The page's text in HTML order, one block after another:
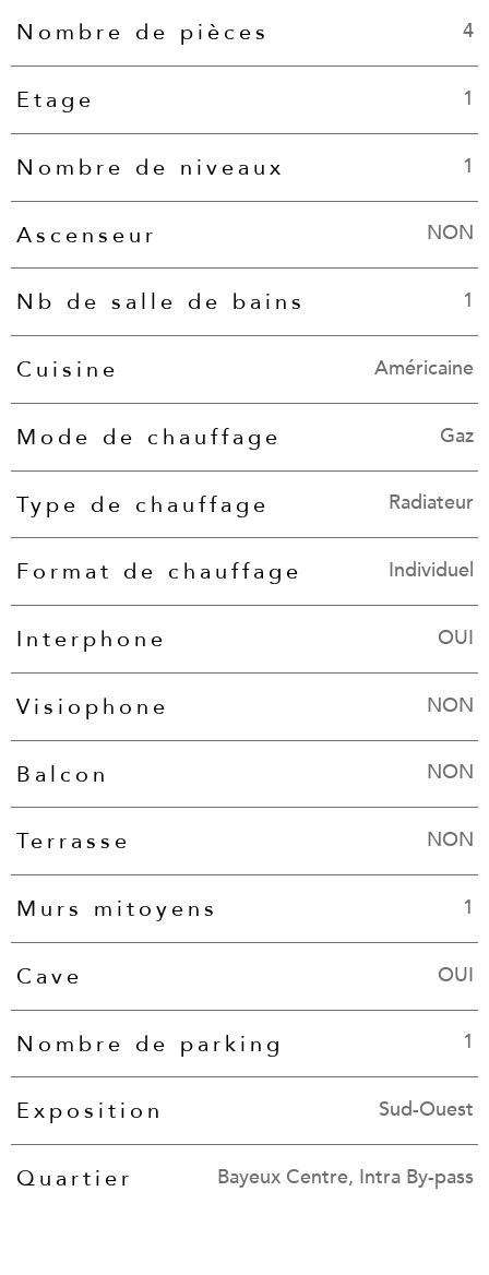
Nombre de pièces 4
Etage 1
Nombre de niveaux 1
Ascenseur NON
Nb de salle de bains 1
Cuisine Américaine
Mode de chauffage Gaz
Type de chauffage Radiateur
Format de chauffage Individuel
Interphone OUI
Visiophone NON
Balcon NON
Terrasse NON
Murs mitoyens 1
Cave OUI
Nombre de parking 1
Exposition Sud-Ouest
Quartier Bayeux Centre, Intra By-pass